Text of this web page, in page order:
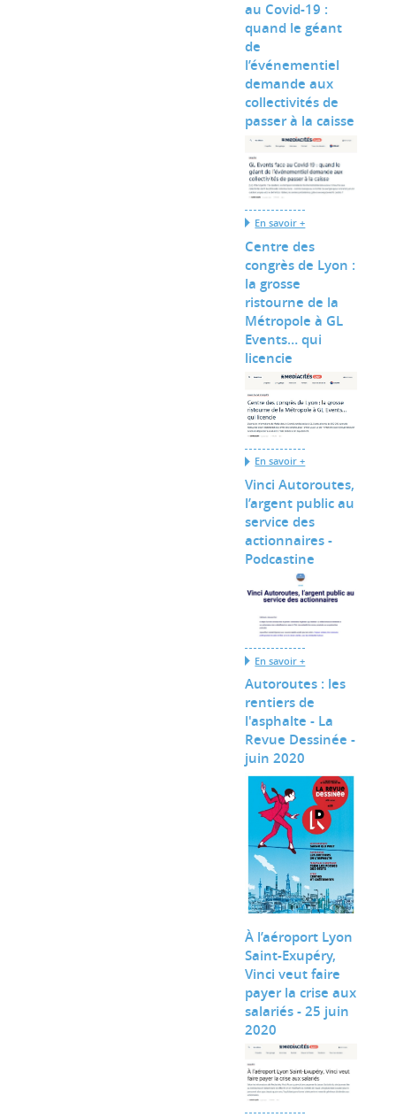
au Covid-19 :
quand le géant
de
l’événementiel
demande aux
collectivités de
passer à la caisse
En savoir +
Centre des
congrès de Lyon :
la grosse
ristourne de la
Métropole à GL
Events… qui
licencie
En savoir +
Vinci Autoroutes,
l’argent public au
service des
actionnaires -
Podcastine
En savoir +
Autoroutes : les
rentiers de
l'asphalte - La
Revue Dessinée -
juin 2020
À l’aéroport Lyon
Saint-Exupéry,
Vinci veut faire
payer la crise aux
salariés - 25 juin
2020